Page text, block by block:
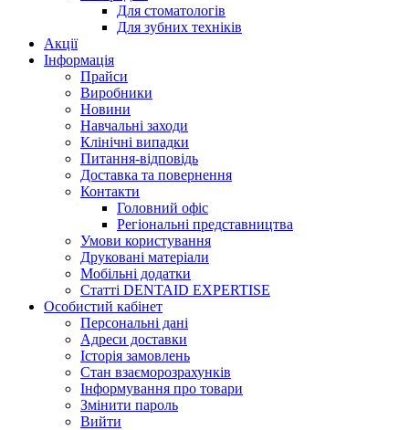
Для стоматологів
Для зубних техніків
Акції
Інформація
Прайси
Виробники
Новини
Навчальні заходи
Клінічні випадки
Питання-відповідь
Доставка та повернення
Контакти
Головний офіс
Регіональні представництва
Умови користування
Друковані матеріали
Мобільні додатки
Статті DENTAID EXPERTISE
Особистий кабінет
Персональні дані
Адреси доставки
Історія замовлень
Стан взаєморозрахунків
Інформування про товари
Змінити пароль
Вийти